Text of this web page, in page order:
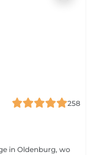
258
in Oldenburg, wo